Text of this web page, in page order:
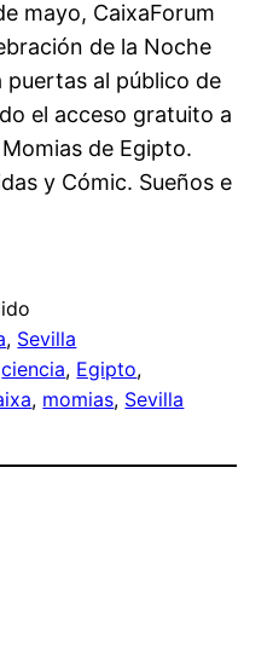
mayo, CaixaForum
de la Noche
puertas al público de
el acceso gratuito a
de Egipto.
y Cómic. Sueños e
, Sevilla
ciencia, Egipto
, momias, Sevilla